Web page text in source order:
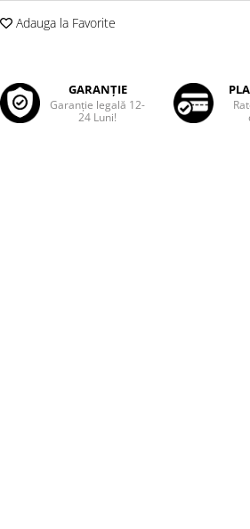
Adauga la Favorite
GARANȚIE
Garanţie legală 12-
24 Luni!